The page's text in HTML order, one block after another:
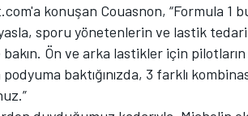
konuşan Couasnon, “Formula 1
sporu yönetenlerin ve lastik
bakın. Ön ve arka lastikler için
podyuma baktığınızda, 3 farklı